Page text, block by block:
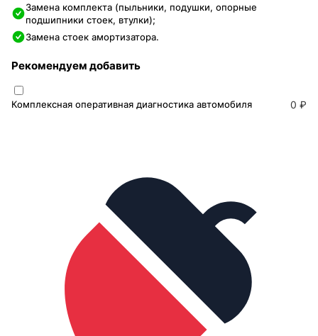
Замена комплекта (пыльники, подушки, опорные
подшипники стоек, втулки);
Замена стоек амортизатора.
Рекомендуем добавить
Комплексная оперативная диагностика автомобиля 0 ₽